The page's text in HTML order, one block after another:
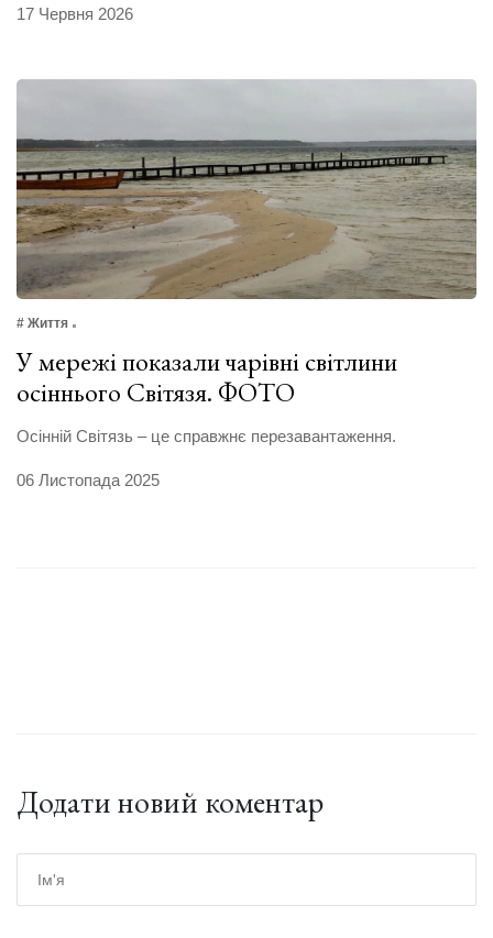
17 Червня 2026
# Життя
У мережі показали чарівні світлини
осіннього Світязя. ФОТО
Осінній Світязь – це справжнє перезавантаження.
06 Листопада 2025
Додати новий коментар